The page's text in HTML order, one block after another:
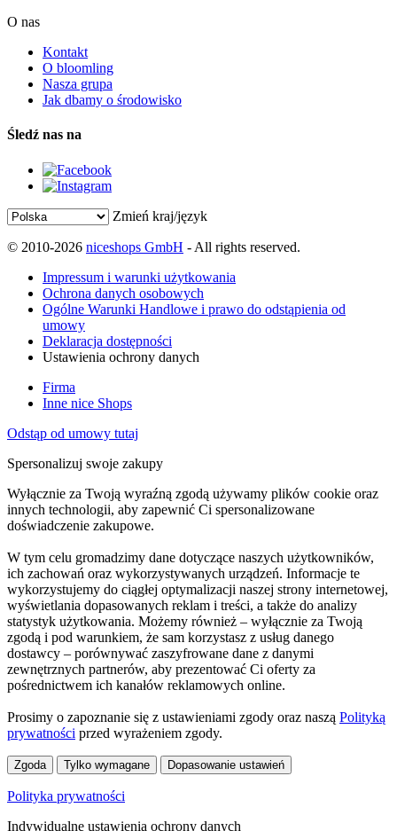
O nas
Kontakt
O bloomling
Nasza grupa
Jak dbamy o środowisko
Śledź nas na
Zmień kraj/język
© 2010-2026 niceshops GmbH - All rights reserved.
Impressum i warunki użytkowania
Ochrona danych osobowych
Ogólne Warunki Handlowe i prawo do odstąpienia od
umowy
Deklaracja dostępności
Ustawienia ochrony danych
Firma
Inne nice Shops
Odstąp od umowy tutaj
Spersonalizuj swoje zakupy
Wyłącznie za Twoją wyraźną zgodą używamy plików cookie oraz
innych technologii, aby zapewnić Ci spersonalizowane
doświadczenie zakupowe.
W tym celu gromadzimy dane dotyczące naszych użytkowników,
ich zachowań oraz wykorzystywanych urządzeń. Informacje te
wykorzystujemy do ciągłej optymalizacji naszej strony internetowej,
wyświetlania dopasowanych reklam i treści, a także do analizy
statystyk użytkowania. Możemy również – wyłącznie za Twoją
zgodą i pod warunkiem, że sam korzystasz z usług danego
dostawcy – porównywać zaszyfrowane dane z danymi
zewnętrznych partnerów, aby prezentować Ci oferty za
pośrednictwem ich kanałów reklamowych online.
Prosimy o zapoznanie się z ustawieniami zgody oraz naszą Polityką
prywatności przed wyrażeniem zgody.
Zgoda Tylko wymagane Dopasowanie ustawień
Polityka prywatności
Indywidualne ustawienia ochrony danych